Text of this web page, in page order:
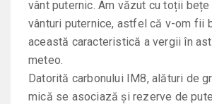
vânt puternic. Am văzut cu toții bețe
vânturi puternice, astfel că v-om fii
această caracteristică a vergii în
meteo.
Datorită carbonului IM8, alături de
mică se asociază și rezerve de